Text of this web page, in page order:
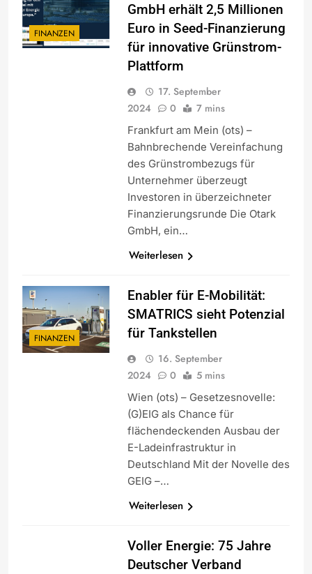
FINANZEN
GmbH erhält 2,5 Millionen
Euro in Seed-Finanzierung
für innovative Grünstrom-
Plattform
17. September
2024
0 7 mins
Frankfurt am Mein (ots) –
Bahnbrechende Vereinfachung
des Grünstrombezugs für
Unternehmer überzeugt
Investoren in überzeichneter
Finanzierungsrunde Die Otark
GmbH, ein…
Weiterlesen
FINANZEN
Enabler für E-Mobilität:
SMATRICS sieht Potenzial
für Tankstellen
16. September
2024
0 5 mins
Wien (ots) – Gesetzesnovelle:
(G)EIG als Chance für
flächendeckenden Ausbau der
E-Ladeinfrastruktur in
Deutschland Mit der Novelle des
GEIG –…
Weiterlesen
Voller Energie: 75 Jahre
Deutscher Verband